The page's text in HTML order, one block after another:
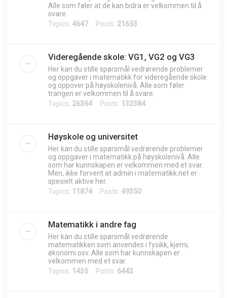
Alle som føler at de kan bidra er velkommen til å
svare.
Topics: 4647Posts: 21653
Videregående skole: VG1, VG2 og VG3
Her kan du stille spørsmål vedrørende problemer
og oppgaver i matematikk for videregående skole
og oppover på høyskolenivå. Alle som føler
trangen er velkommen til å svare.
Topics: 26364 Posts: 132384
Høyskole og universitet
Her kan du stille spørsmål vedrørende problemer
og oppgaver i matematikk på høyskolenivå. Alle
som har kunnskapen er velkommen med et svar.
Men, ikke forvent at admin i matematikk.net er
spesielt aktive her.
Topics: 11874 Posts: 49350
Matematikk i andre fag
Her kan du stille spørsmål vedrørende
matematikken som anvendes i fysikk, kjemi,
økonomi osv. Alle som har kunnskapen er
velkommen med et svar.
Topics: 1435 Posts: 6443